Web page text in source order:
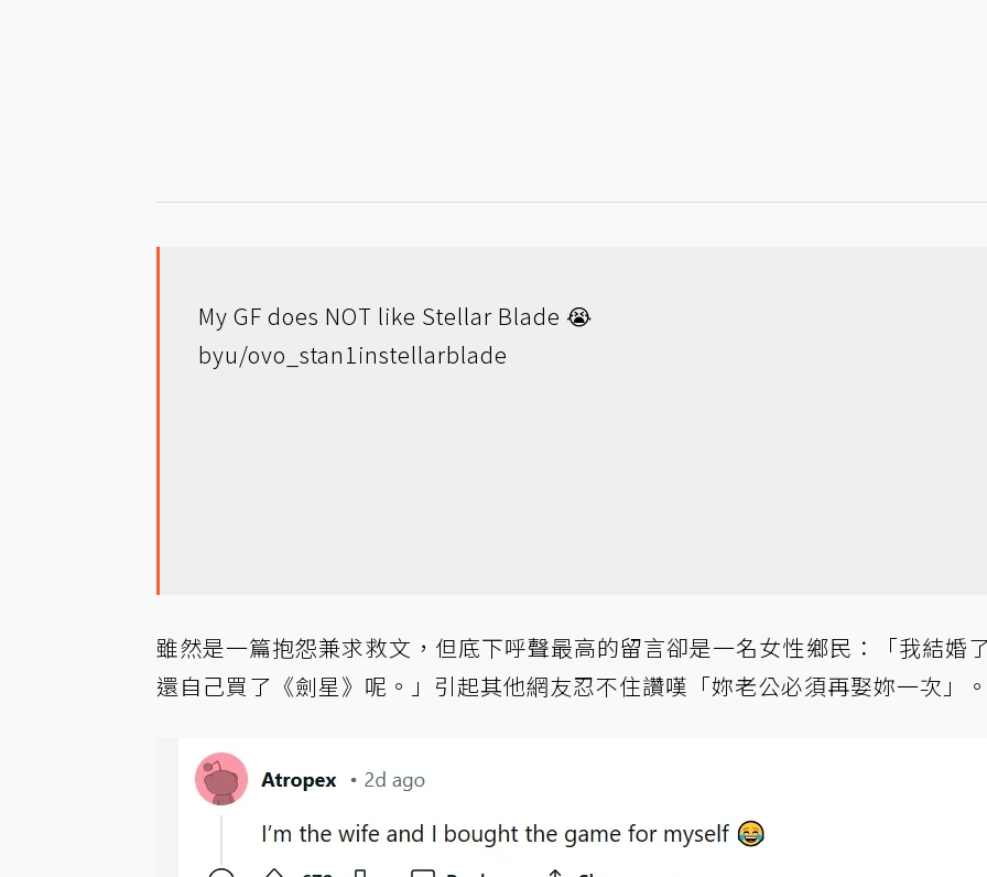
My GF does NOT like Stellar Blade 😭
byu/ovo_stan1instellarblade
雖然是一篇抱怨兼求救文，但底下呼聲最高的留言卻是一名女性鄉民：「我結婚
還自己買了《劍星》呢。」引起其他網友忍不住讚嘆「妳老公必須再娶妳一次」。